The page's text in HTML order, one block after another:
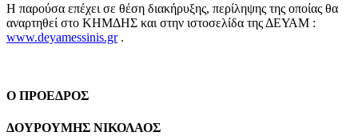
Η παρούσα επέχει σε θέση διακήρυξης, περίληψης της οποίας θα
αναρτηθεί στο ΚΗΜΔΗΣ και στην ιστοσελίδα της ΔΕΥΑΜ :
www.deyamessinis.gr.
Ο ΠΡΟΕΔΡΟΣ
ΔΟΥΡΟΥΜΗΣ ΝΙΚΟΛΑΟΣ